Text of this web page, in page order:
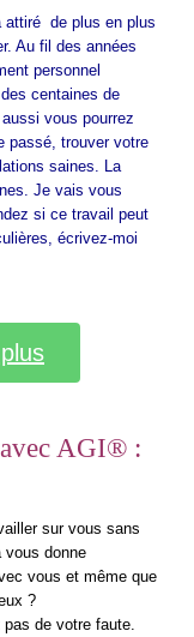
attiré de plus en plus
Au fil des années
personnel
centaines de
vous pourrez
passé, trouver votre
saines. La
Je vais vous
si ce travail peut
écrivez-moi
AGI® :
sur vous sans
vous donne
vous et même que
?
de votre faute.